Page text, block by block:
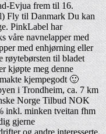
Evjua frem til 16.
Fly til Danmark Du kan
PinkLabel har
våre navnelapper med
med enhjørning eller
røytebørsten til bladet
kjøpte meg denne
kjempegodt 🙂
i Trondheim, ca. 7 km
Norge Tilbud NOK
inkl. minken tveitan fhm
gjerne
og andre interesserte.